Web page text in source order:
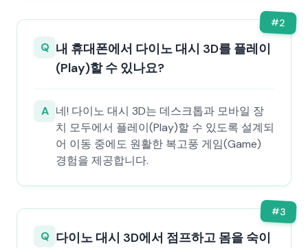
#2
Q 내 휴대폰에서 다이노 대시 3D를 플레이
(Play)할 수 있나요?
A 네! 다이노 대시 3D는 데스크톱과 모바일 장
치 모두에서 플레이(Play)할 수 있도록 설계되
어 이동 중에도 원활한 복고풍 게임(Game)
경험을 제공합니다.
#3
Q 다이노 대시 3D에서 점프하고 몸을 숙이